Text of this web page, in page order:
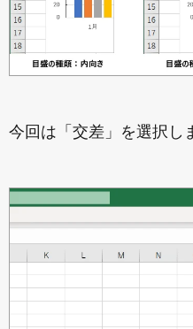
今回は「交差」を選択し